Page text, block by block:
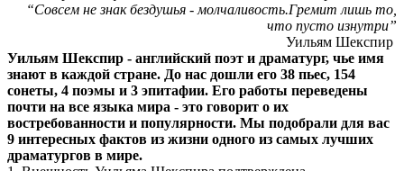
“Совсем не знак бездушья - молчаливость.Гремит лишь то,
что пусто изнутри”
Уильям Шекспир
Уильям Шекспир - английский поэт и драматург, чье имя
знают в каждой стране. До нас дошли его 38 пьес, 154
сонеты, 4 поэмы и 3 эпитафии. Его работы переведены
почти на все языка мира - это говорит о их
востребованности и популярности. Мы подобрали для вас
9 интересных фактов из жизни одного из самых лучших
драматургов в мире.